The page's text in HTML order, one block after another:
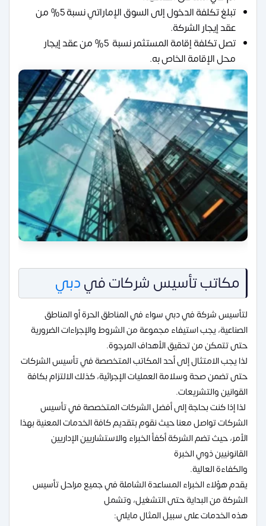
تبلغ تكلفة الدخول إلى السوق الإماراتي نسبة 5% من
عقد إيجار الشركة.
تصل تكلفة إقامة المستثمر نسبة 5% من عقد إيجار
محل الإقامة الخاص به.
مكاتب تأسيس شركات فيدبي
لتأسيس شركة في دبي سواء في المناطق الحرة أو المناطق
الصناعية، يجب استيفاء مجموعة من الشروط والإجراءات الضرورية
حتى تتمكن من تحقيق الأهداف المرجوة.
لذا يجب الامتثال إلى أحد المكاتب المتخصصة في تأسيس الشركات
حتى تضمن صحة وسلامة العمليات الإجرائية، كذلك الالتزام بكافة
القوانين والتشريعات.
لذا إذا كنت بحاجة إلى أفضل الشركات المتخصصة في تأسيس
الشركات تواصل معنا حيث نقوم بتقديم كافة الخدمات المعنية بهذا
الأمر، حيث تضم الشركة أكفأ الخبراء والاستشاريين الإداريين
القانونيين ذوي الخبرة
والكفاءة العالية.
يقدم هؤلاء الخبراء المساعدة الشاملة في جميع مراحل تأسيس
الشركة من البداية حتى التشغيل، وتشمل
هذه الخدمات على سبيل المثال مايلي: